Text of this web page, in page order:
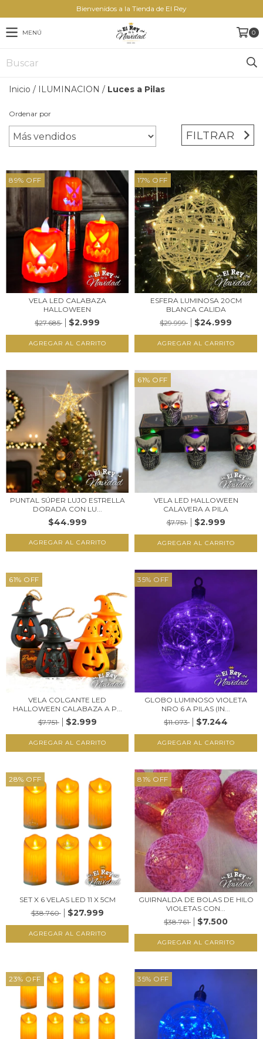
Bienvenidos a la Tienda de El Rey
MENÚ 0
Inicio / ILUMINACION / Luces a Pilas
Ordenar por
FILTRAR
89% OFF
VELA LED CALABAZA
HALLOWEEN
$27.685
$2.999
17% OFF
ESFERA LUMINOSA 20CM
BLANCA CALIDA
$29.999
$24.999
PUNTAL SÚPER LUJO ESTRELLA
DORADA CON LU...
$44.999
61% OFF
VELA LED HALLOWEEN
CALAVERA A PILA
$7.751
$2.999
61% OFF
VELA COLGANTE LED
HALLOWEEN CALABAZA A P...
$7.751
$2.999
35% OFF
GLOBO LUMINOSO VIOLETA
NRO 6 A PILAS (IN...
$11.073
$7.244
28% OFF
SET X 6 VELAS LED 11 X 5CM
$38.760
$27.999
81% OFF
GUIRNALDA DE BOLAS DE HILO
VIOLETAS CON...
$38.761
$7.500
23% OFF 35% OFF